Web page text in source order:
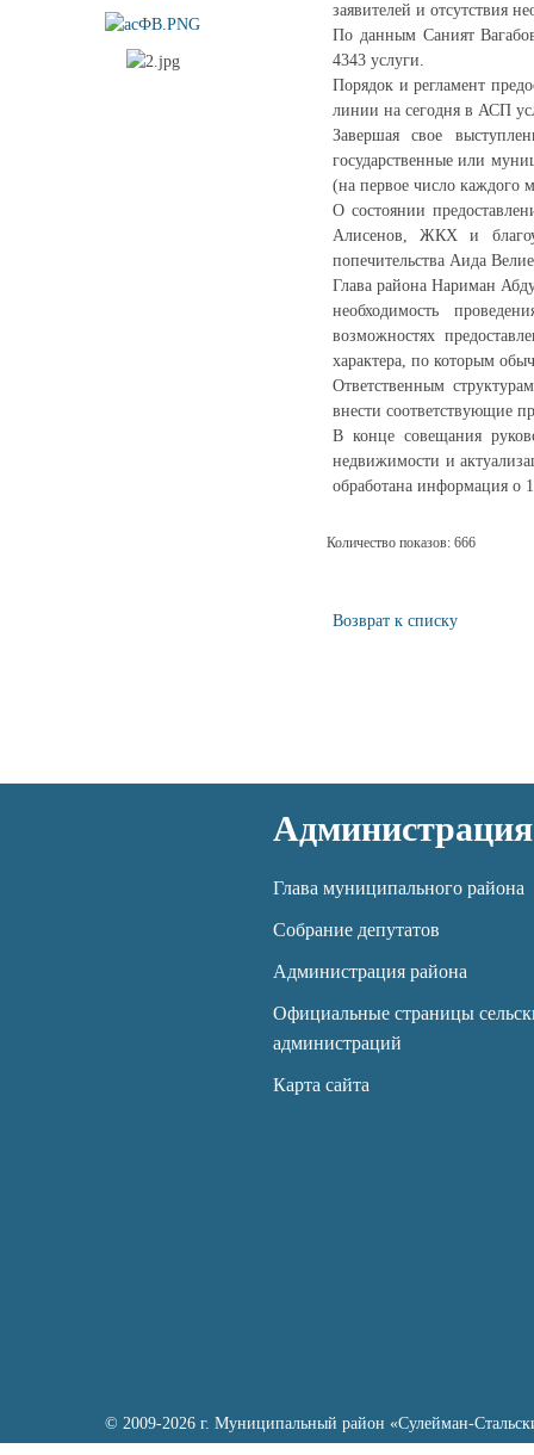
заявителей и отсутствия
По данным Саният
4343 услуги.
Порядок и регламент
линии на сегодня в АСП
Завершая свое
государственные или
(на первое число каждого
О состоянии
Алисенов, ЖКХ и
попечительства Аида
Глава района Нариман
необходимость
возможностях
характера, по которым
Ответственным
внести соответствующие
В конце совещания
недвижимости и
обработана информация о
Количество показов: 666
Возврат к списку
Администрация
Глава муниципального района
Собрание депутатов
Администрация района
Официальные страницы
администраций
Карта сайта
© 2009-2026 г. Муниципальный район «Сулейман-